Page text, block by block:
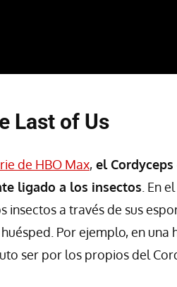
Last of Us
de HBO Max, el
ligado a los insectos . En
insectos a través de sus
Por ejemplo, en una
ser por los propios del